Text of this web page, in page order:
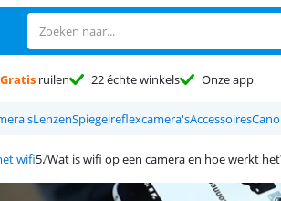
Gratis ruilen 22 échte winkels Onze app
LenzenSpiegelreflexcamera'sAccessoires
wifi Wat is wifi op een camera en hoe werkt